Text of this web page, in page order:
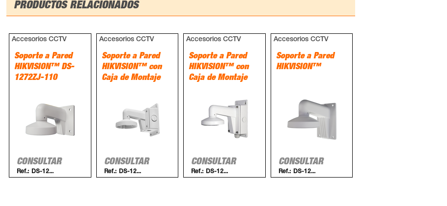
PRODUCTOS RELACIONADOS
Accesorios CCTV
Soporte a Pared
HIKVISION™ DS-
1272ZJ-110
CONSULTAR
Ref.: DS-12...
Accesorios CCTV
Soporte a Pared
HIKVISION™ con
Caja de Montaje
CONSULTAR
Ref.: DS-12...
Accesorios CCTV
Soporte a Pared
HIKVISION™ con
Caja de Montaje
CONSULTAR
Ref.: DS-12...
Accesorios CCTV
Soporte a Pared
HIKVISION™
CONSULTAR
Ref.: DS-12...